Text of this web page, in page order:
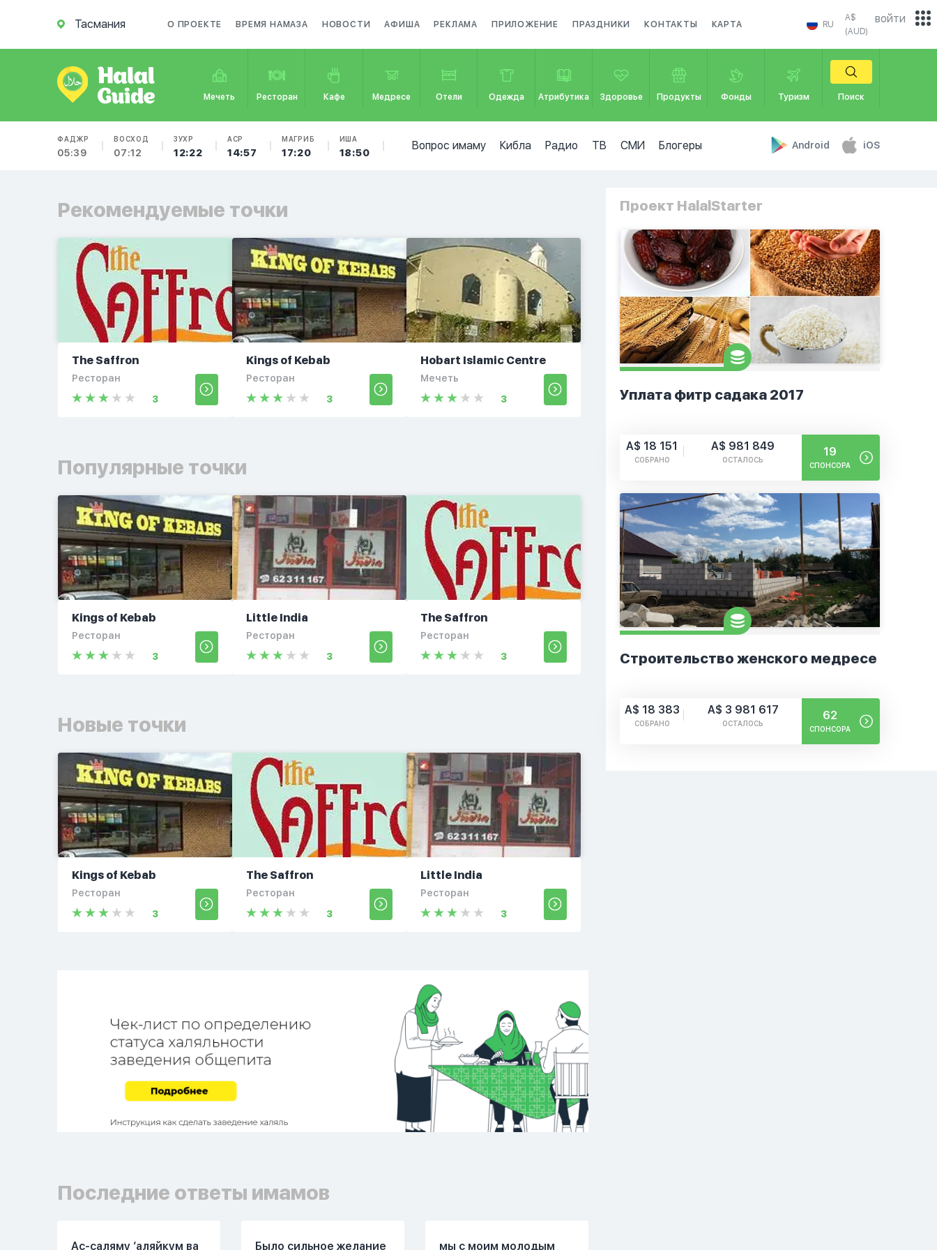
Тасмания О ПРОЕКТЕ ВРЕМЯ НАМАЗА НОВОСТИ АФИША РЕКЛАМА ПРИЛОЖЕНИЕ ПРАЗДНИКИ КОНТАКТЫ КАРТА RU
A$
(AUD)
Мечеть Ресторан Кафе Медресе Отели Одежда Атрибутика Здоровье Продукты Фонды Туризм Поиск
ФАДЖР
05:39
ВОСХОД
07:12
ЗУХР
12:22
АСР
14:57
МАГРИБ
17:20
ИША
18:50
Вопрос имаму Кибла Радио ТВ СМИ Блогеры Android iOS
войти
Проект HalalStarter
Уплата фитр садака 2017
A$ 18 151
СОБРАНО
A$ 981 849
ОСТАЛОСЬ
19
СПОНСОРА
Строительство женского медресе
A$ 18 383
СОБРАНО
A$ 3 981 617
ОСТАЛОСЬ
62
СПОНСОРА
Рекомендуемые точки
The Saffron
Ресторан
3
Kings of Kebab
Ресторан
3
Hobart Islamic Centre
Мечеть
3
Популярные точки
Kings of Kebab
Ресторан
3
Little India
Ресторан
3
The Saffron
Ресторан
3
Новые точки
Kings of Kebab
Ресторан
3
The Saffron
Ресторан
3
Little India
Ресторан
3
Последние ответы имамов
Ас-саляму ‘аляйкум ва
Было сильное желание
мы с моим молодым